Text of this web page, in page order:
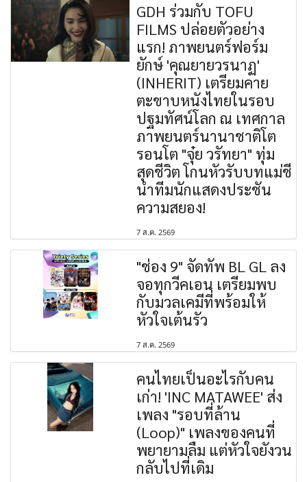
GDH ร่วมกับ TOFU
FILMS ปล่อยตัวอย่าง
แรก! ภาพยนตร์ฟอร์ม
ยักษ์ 'คุณยายวรนาฏ'
(INHERIT) เตรียมคาย
ตะขาบหนังไทยในรอบ
ปฐมทัศน์โลก ณ เทศกาล
ภาพยนตร์นานาชาติโต
รอนโต "จุ๋ย วรัทยา" ทุ่ม
สุดชีวิต โกนหัวรับบทแม่ชี
นำทีมนักแสดงประชัน
ความสยอง!
7 ส.ค. 2569
"ช่อง 9" จัดทัพ BL GL ลง
จอทุกวีคเอน เตรียมพบ
กับมวลเคมีที่พร้อมให้
หัวใจเต้นรัว
7 ส.ค. 2569
คนไทยเป็นอะไรกับคน
เก่า! 'INC MATAWEE' ส่ง
เพลง "รอบที่ล้าน
(Loop)" เพลงของคนที่
พยายามลืม แต่หัวใจยังวน
กลับไปที่เดิม